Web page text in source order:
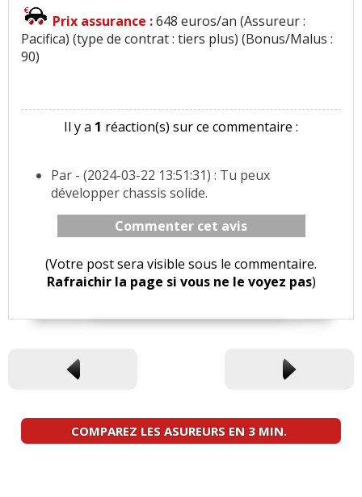
Prix assurance :648 euros/an (Assureur :
Pacifica) (type de contrat : tiers plus) (Bonus/Malus :
90)
Il y a 1 réaction(s) sur ce commentaire :
Par - (2024-03-22 13:51:31) : Tu peux
développer chassis solide.
Commenter cet avis
(Votre post sera visible sous le commentaire.
Rafraichir la page si vous ne le voyez pas)
COMPAREZ LES ASUREURS EN 3 MIN.